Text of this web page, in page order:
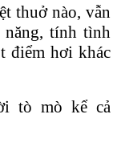
thuở nào, vẫn
tính tình
điểm hơi khác
tò mò kể cả